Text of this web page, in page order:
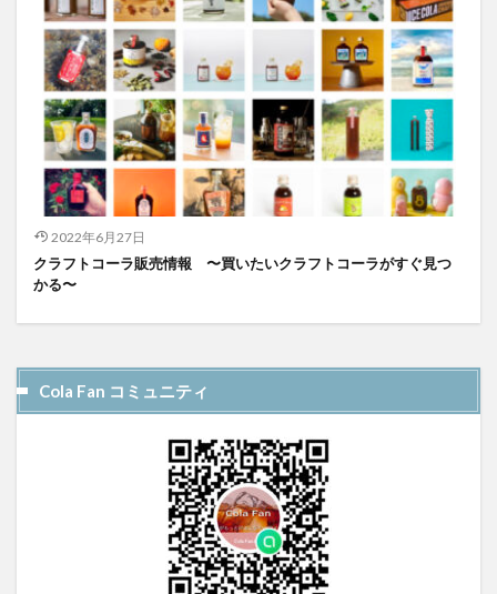
2022年6月27日
クラフトコーラ販売情報 〜買いたいクラフトコーラがすぐ見つ
かる〜
Cola Fan コミュニティ